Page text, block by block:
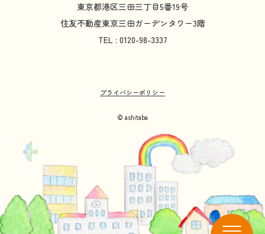
東京都港区三田三丁目5番19号
住友不動産東京三田ガーデンタワー3階
TEL : 0120-98-3337
プライバシーポリシー
© ashitaba